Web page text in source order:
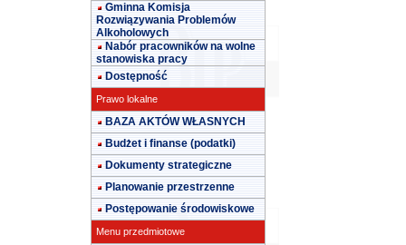
Gminna Komisja
Rozwiązywania Problemów
Alkoholowych
Nabór pracowników na wolne
stanowiska pracy
Dostępność
Prawo lokalne
BAZA AKTÓW WŁASNYCH
Budżet i finanse (podatki)
Dokumenty strategiczne
Planowanie przestrzenne
Postępowanie środowiskowe
Menu przedmiotowe